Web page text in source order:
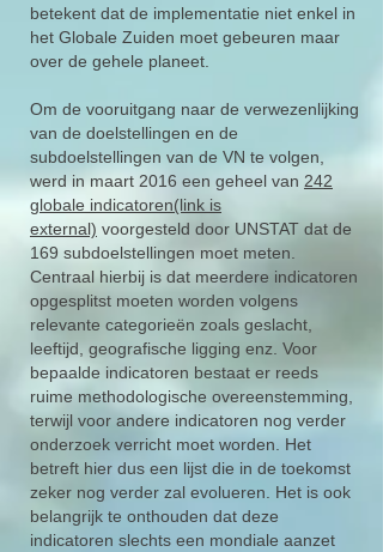
betekent dat de implementatie niet enkel in
het Globale Zuiden moet gebeuren maar
over de gehele planeet.
Om de vooruitgang naar de verwezenlijking
van de doelstellingen en de
subdoelstellingen van de VN te volgen,
werd in maart 2016 een geheel van 242
globale indicatoren(link is
external) voorgesteld door UNSTAT dat de
169 subdoelstellingen moet meten.
Centraal hierbij is dat meerdere indicatoren
opgesplitst moeten worden volgens
relevante categorieën zoals geslacht,
leeftijd, geografische ligging enz. Voor
bepaalde indicatoren bestaat er reeds
ruime methodologische overeenstemming,
terwijl voor andere indicatoren nog verder
onderzoek verricht moet worden. Het
betreft hier dus een lijst die in de toekomst
zeker nog verder zal evolueren. Het is ook
belangrijk te onthouden dat deze
indicatoren slechts een mondiale aanzet